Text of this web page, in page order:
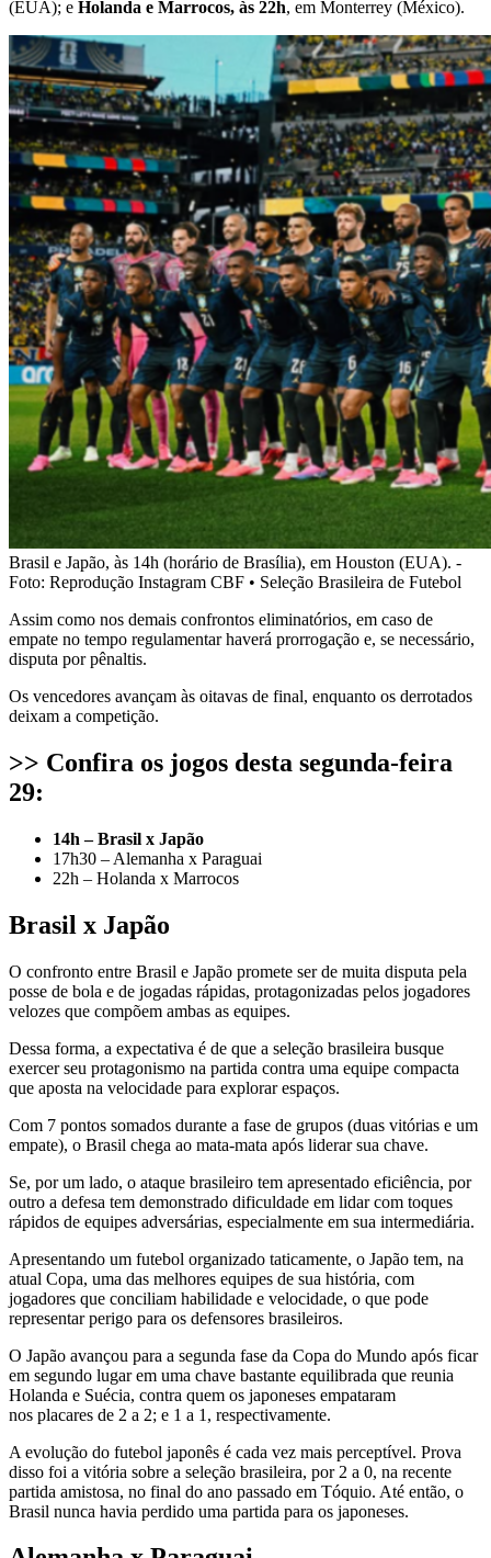
(EUA); e Holanda e Marrocos, às 22h, em Monterrey (México).
Brasil e Japão, às 14h (horário de Brasília), em Houston (EUA). -
Foto: Reprodução Instagram CBF • Seleção Brasileira de Futebol
Assim como nos demais confrontos eliminatórios, em caso de
empate no tempo regulamentar haverá prorrogação e, se necessário,
disputa por pênaltis.
Os vencedores avançam às oitavas de final, enquanto os derrotados
deixam a competição.
>> Confira os jogos desta segunda-feira
29:
14h – Brasil x Japão
17h30 – Alemanha x Paraguai
22h – Holanda x Marrocos
Brasil x Japão
O confronto entre Brasil e Japão promete ser de muita disputa pela
posse de bola e de jogadas rápidas, protagonizadas pelos jogadores
velozes que compõem ambas as equipes.
Dessa forma, a expectativa é de que a seleção brasileira busque
exercer seu protagonismo na partida contra uma equipe compacta
que aposta na velocidade para explorar espaços.
Com 7 pontos somados durante a fase de grupos (duas vitórias e um
empate), o Brasil chega ao mata‑mata após liderar sua chave.
Se, por um lado, o ataque brasileiro tem apresentado eficiência, por
outro a defesa tem demonstrado dificuldade em lidar com toques
rápidos de equipes adversárias, especialmente em sua intermediária.
Apresentando um futebol organizado taticamente, o Japão tem, na
atual Copa, uma das melhores equipes de sua história, com
jogadores que conciliam habilidade e velocidade, o que pode
representar perigo para os defensores brasileiros.
O Japão avançou para a segunda fase da Copa do Mundo após ficar
em segundo lugar em uma chave bastante equilibrada que reunia
Holanda e Suécia, contra quem os japoneses empataram
nos placares de 2 a 2; e 1 a 1, respectivamente.
A evolução do futebol japonês é cada vez mais perceptível. Prova
disso foi a vitória sobre a seleção brasileira, por 2 a 0, na recente
partida amistosa, no final do ano passado em Tóquio. Até então, o
Brasil nunca havia perdido uma partida para os japoneses.